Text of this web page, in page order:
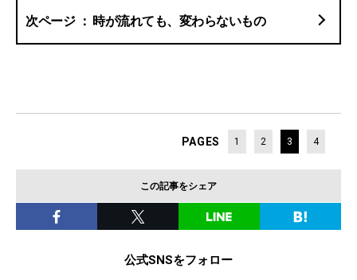
時が流れても、変わらないもの
PAGES 1 2 3 4
この記事をシェア
公式SNSをフォロー